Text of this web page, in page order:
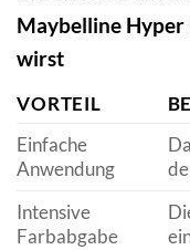
Maybelline Hyper
wirst
VORTEIL
Einfache
Anwendung
Intensive
Farbabgabe